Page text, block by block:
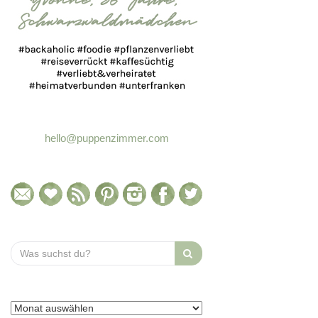
hello@puppenzimmer.com
Search
for: